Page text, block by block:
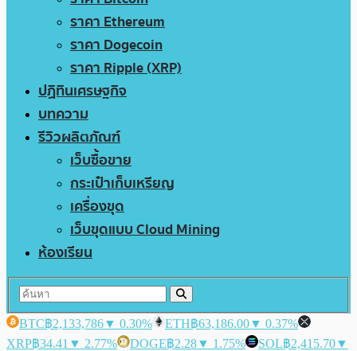
ราคา Ethereum
ราคา Dogecoin
ราคา Ripple (XRP)
ปฏิทินเศรษฐกิจ
บทความ
รีวิวผลิตภัณฑ์
เว็บซื้อขาย
กระเป๋าเก็บเหรียญ
เครื่องขุด
เว็บขุดแบบ Cloud Mining
ห้องเรียน
BTC฿2,133,786▼ 0.30% ETH฿63,186.00▼ 0.37%
XRP฿34.41 ▼ 2.77% DOGE฿2.28▼ 1.75% SOL฿2,415.70▼